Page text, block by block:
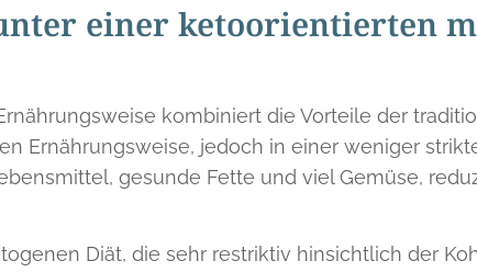
einer ketoorientierten
kombiniert die Vorteile der
Ernährungsweise, jedoch in einer weniger
gesunde Fette und viel Gemüse,
Diät, die sehr restriktiv hinsichtlich der